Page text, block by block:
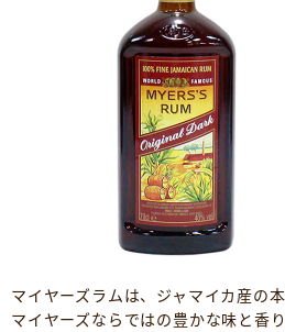
マイヤーズラムは、ジャマイカ産の
マイヤーズならではの豊かな味と香